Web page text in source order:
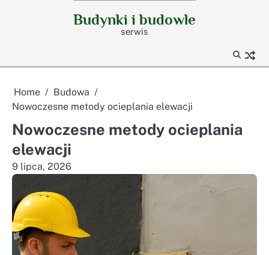
Budynki i budowle
serwis
Home
Budowa
Nowoczesne metody ocieplania elewacji
Nowoczesne metody ocieplania
elewacji
9 lipca, 2026